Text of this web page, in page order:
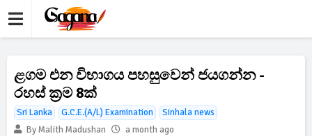
ළගම එන විභාගය පහසුවෙන් ජයගන්න -
රහස් ක්‍රම 8ක්
Sri Lanka G.C.E.(A/L) Examination
Sinhala news
By Malith Madushan
a month ago